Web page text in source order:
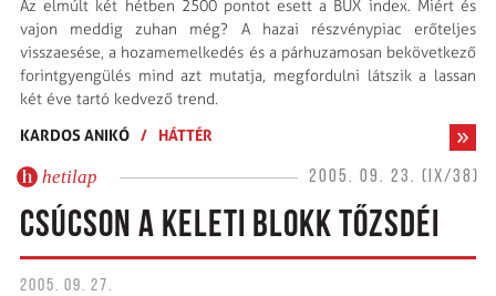
Az elmúlt két hétben 2500 pontot esett a BUX index. Miért és
vajon meddig zuhan még? A hazai részvénypiac erőteljes
visszaesése, a hozamemelkedés és a párhuzamosan bekövetkező
forintgyengülés mind azt mutatja, megfordulni látszik a lassan
két éve tartó kedvező trend.
KARDOS ANIKÓ / HÁTTÉR
hetilap 2005. 09. 23. (IX/38)
CSÚCSON A KELETI BLOKK TŐZSDÉI
2005. 09. 27.